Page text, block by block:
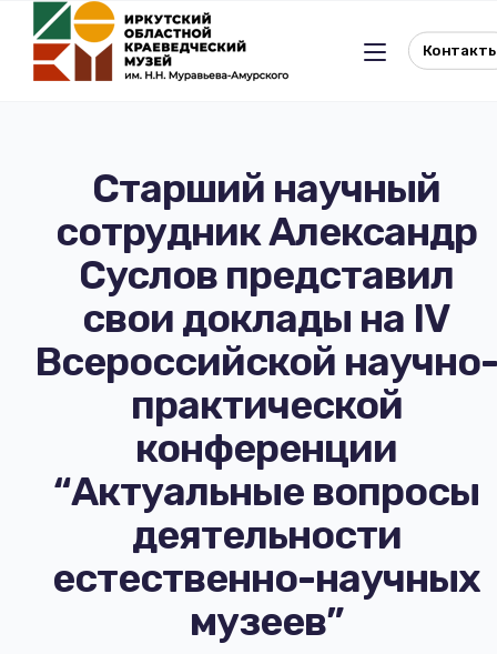
Льготное посещение музея
История музея
Реквизиты музея
Документы
Виртуальный музей
Независимая оценка
Проекты и программы
Отдел истории
Отдел природы
Музейная студия
Окно в Азию
Музей В.Г. Распутина
КПЦ им. свт. Иннокентия (Вениаминова)
Музеи региона
Повышение квалификации
Передвижные выставки
Старший научный
сотрудник Александр
Суслов представил
свои доклады на IV
Всероссийской научно-
практической
конференции
“Актуальные вопросы
деятельности
естественно-научных
музеев”